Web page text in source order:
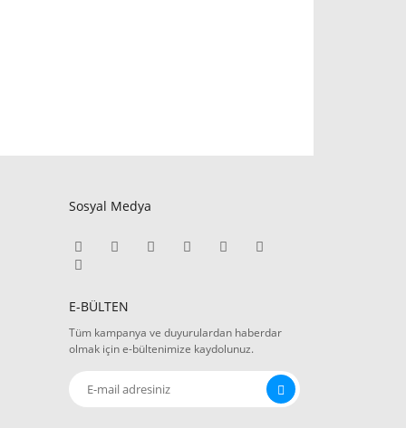
Sosyal Medya
E-BÜLTEN
Tüm kampanya ve duyurulardan haberdar
olmak için e-bültenimize kaydolunuz.